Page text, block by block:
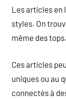
Les articles en
styles. On
même des tops.
Ces articles
uniques ou au
connectés à